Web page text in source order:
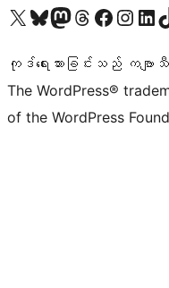
ကျွန်ုပ်တို့၏ X (ယခင် Twitter) အကောင့်သို့ သွားရောက်ကြည့်ရှုပါကျွန်ုပ်တို့၏ Bluesky အကောင့်သို့ ဝင်ရောက်ကြည့်ရှုရန်
ကျွန်ုပ်တို့၏ Mastodon အကောင့်သို့ သွားရောက်ကြည့်ရှုပါကျွန်ုပ်တို့၏ Threads အကောင့်သို့ ဝင်ရောက်ကြည့်ရှုရန်
ကျွန်ုပ်တို့၏ Facebook စာမျက်နှာသို့ သွားရောက်ကြည့်ရှုပါကျွန်ုပ်တို့၏ Instagram အကောင့်သို့ သွားရောက်ကြည့်ရှုပါ ကျွန်ုပ်တို့၏ LinkedIn အကောင့်သို့ သွားရောက်ကြည့်ရှုပါကျွန်ုပ်
ကုဒ်ရေးသားခြင်းသည် ကဗျ
The WordPress®
of the WordPress